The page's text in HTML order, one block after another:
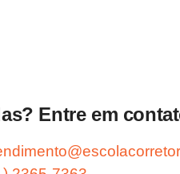
Entre em